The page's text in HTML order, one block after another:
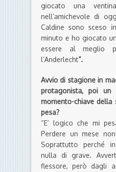
giocato una
nell’amichevole di
Caldine sono sceso
minuto e ho giocato
essere al meglio
l’Anderlecht”.
Avvio di stagione in
protagonista, poi
momento-chiave
pesa?
“E’ logico che mi
Perdere un mese
Soprattutto perché
nulla di grave.
flessore, però dagli